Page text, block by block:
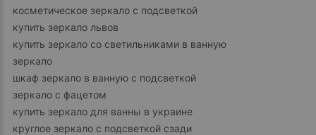
косметическое зеркало с подсветкой
купить зеркало львов
купить зеркало со светильниками в ванную
зеркало
шкаф зеркало в ванную с подсветкой
зеркало с фацетом
купить зеркало для ванны в украине
круглое зеркало с подсветкой сзади